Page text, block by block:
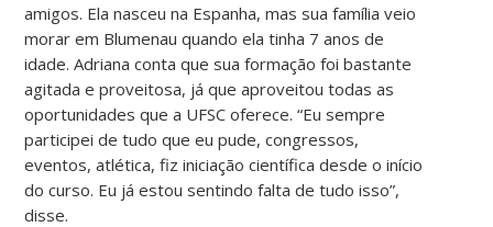
amigos. Ela nasceu na Espanha, mas sua família veio
morar em Blumenau quando ela tinha 7 anos de
idade. Adriana conta que sua formação foi bastante
agitada e proveitosa, já que aproveitou todas as
oportunidades que a UFSC oferece. “Eu sempre
participei de tudo que eu pude, congressos,
eventos, atlética, fiz iniciação científica desde o início
do curso. Eu já estou sentindo falta de tudo isso”,
disse.